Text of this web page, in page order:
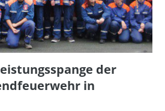
der
in